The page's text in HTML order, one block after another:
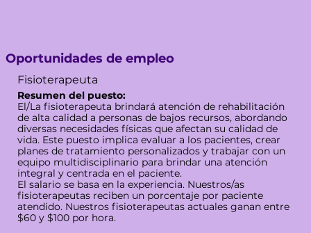
Oportunidades de empleo
Fisioterapeuta
Resumen del puesto:
El/La fisioterapeuta brindará atención de rehabilitación
de alta calidad a personas de bajos recursos, abordando
diversas necesidades físicas que afectan su calidad de
vida. Este puesto implica evaluar a los pacientes, crear
planes de tratamiento personalizados y trabajar con un
equipo multidisciplinario para brindar una atención
integral y centrada en el paciente.
El salario se basa en la experiencia. Nuestros/as
fisioterapeutas reciben un porcentaje por paciente
atendido. Nuestros fisioterapeutas actuales ganan entre
$60 y $100 por hora.